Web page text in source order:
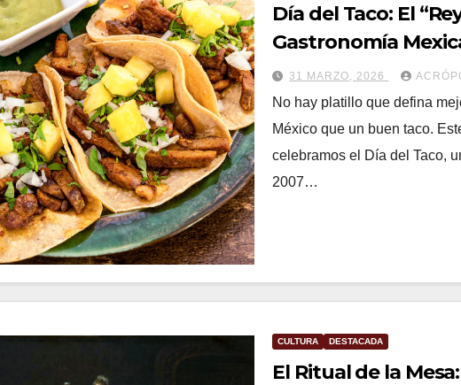
Día del Taco: El
Gastronomía
31 MARZO, 2026
No hay platillo que defina
México que un buen taco.
celebramos el Día del Taco,
2007…
CULTURA DESTACADA
El Ritual de la